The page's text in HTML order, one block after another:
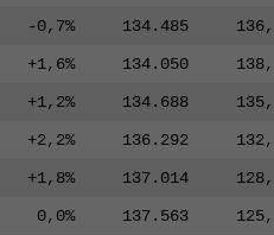
-0,7% 134.485
+1,6% 134.050
+1,2% 134.688
+2,2% 136.292
+1,8% 137.014
0,0% 137.563